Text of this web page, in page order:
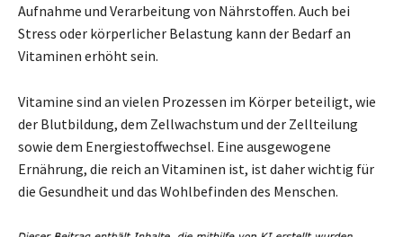
Aufnahme und Verarbeitung von Nährstoffen. Auch bei
Stress oder körperlicher Belastung kann der Bedarf an
Vitaminen erhöht sein.
Vitamine sind an vielen Prozessen im Körper beteiligt, wie
der Blutbildung, dem Zellwachstum und der Zellteilung
sowie dem Energiestoffwechsel. Eine ausgewogene
Ernährung, die reich an Vitaminen ist, ist daher wichtig für
die Gesundheit und das Wohlbefinden des Menschen.